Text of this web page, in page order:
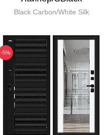
Black Carbon/White Silk
-5%